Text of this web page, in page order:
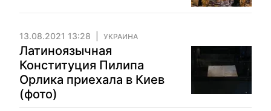
13.08.2021 13:28 УКРАИНА
Латиноязычная
Конституция Пилипа
Орлика приехала в Киев
(фото)